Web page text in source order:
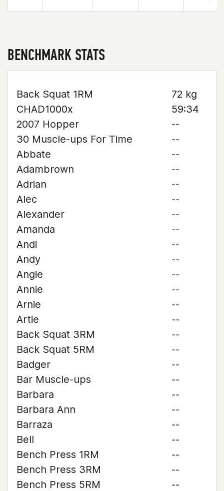
BENCHMARK STATS
Back Squat 1RM
72 kg
CHAD1000x
59:34
2007 Hopper
--
30 Muscle-ups For Time
--
Abbate
--
Adambrown
--
Adrian
--
Alec
--
Alexander
--
Amanda
--
Andi
--
Andy
--
Angie
--
Annie
--
Arnie
--
Artie
--
Back Squat 3RM
--
Back Squat 5RM
--
Badger
--
Bar Muscle-ups
--
Barbara
--
Barbara Ann
--
Barraza
--
Bell
--
Bench Press 1RM
--
Bench Press 3RM
--
Bench Press 5RM
--